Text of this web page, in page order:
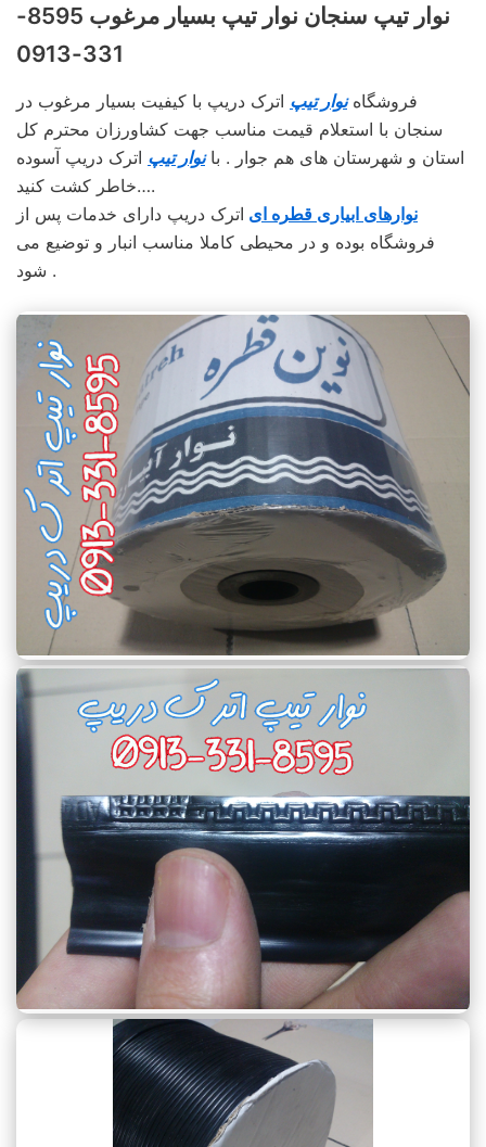
نوار تیپ سنجان نوار تیپ بسیار مرغوب 8595-
331-0913
فروشگاهنوار تیپ اترک دریپ با کیفیت بسیار مرغوب در
سنجان با استعلام قیمت مناسب جهت کشاورزان محترم کل
استان و شهرستان های هم جوار . بانوار تیپ اترک دریپ آسوده
خاطر کشت کنید….
نوارهای ابیاری قطره ای اترک دریپ دارای خدمات پس از
فروشگاه بوده و در محیطی کاملا مناسب انبار و توضیع می
شود .